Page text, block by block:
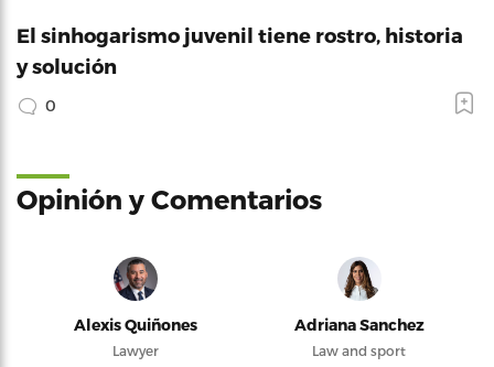
El sinhogarismo juvenil tiene rostro, historia
y solución
0
Opinión y Comentarios
Alexis Quiñones
Lawyer
Adriana Sanchez
Law and sport